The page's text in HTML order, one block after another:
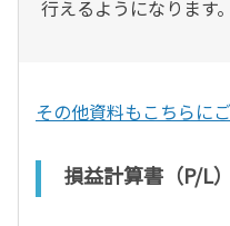
行えるようになります。
その他資料もこちらに
損益計算書（P/L）